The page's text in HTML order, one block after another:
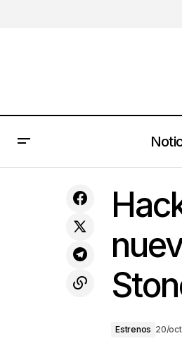
presenta 'LOVELANGUAGE'
Estrenos 20/